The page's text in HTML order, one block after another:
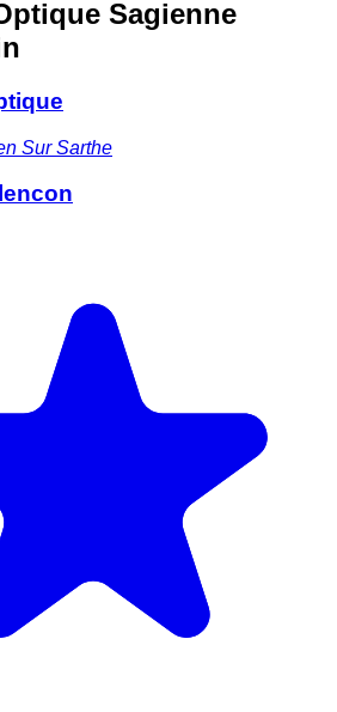
Sagienne
Sur Sarthe